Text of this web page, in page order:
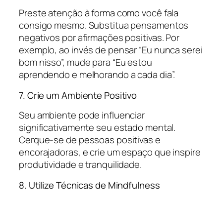
Preste atenção à forma como você fala
consigo mesmo. Substitua pensamentos
negativos por afirmações positivas. Por
exemplo, ao invés de pensar “Eu nunca serei
bom nisso”, mude para “Eu estou
aprendendo e melhorando a cada dia”.
7. Crie um Ambiente Positivo
Seu ambiente pode influenciar
significativamente seu estado mental.
Cerque-se de pessoas positivas e
encorajadoras, e crie um espaço que inspire
produtividade e tranquilidade.
8. Utilize Técnicas de Mindfulness